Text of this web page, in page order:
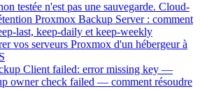
testée n'est pas une sauvegarde. Cloud-
Proxmox Backup Server : comment
last, keep-daily et keep-weekly
vos serveurs Proxmox d'un hébergeur à
Client failed: error missing key —
owner check failed — comment résoudre